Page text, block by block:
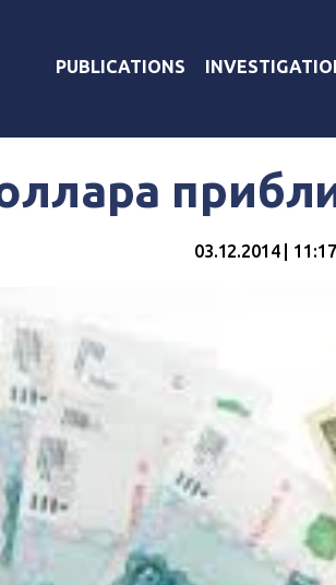
PUBLICATIONS
03.12.2014 | 11:17